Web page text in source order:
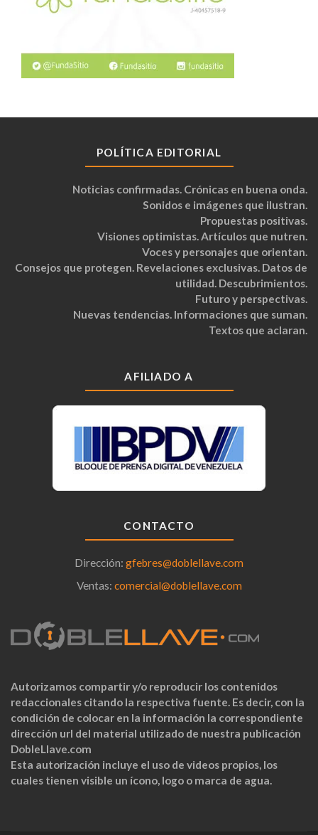
POLÍTICA EDITORIAL
Noticias confirmadas. Crónicas en buena onda.
Sonidos e imágenes que ilustran.
Propuestas positivas.
Visiones optimistas. Artículos que nutren.
Voces y personajes que orientan.
Consejos que protegen. Revelaciones exclusivas. Datos de
utilidad. Descubrimientos.
Futuro y perspectivas.
Nuevas tendencias. Informaciones que suman.
Textos que aclaran.
AFILIADO A
CONTACTO
Dirección: gfebres@doblellave.com
Ventas: comercial@doblellave.com
Autorizamos compartir y/o reproducir los contenidos
redaccionales citando la respectiva fuente. Es decir, con la
condición de colocar en la información la correspondiente
dirección url del material utilizado de nuestra publicación
DobleLlave.com
Esta autorización incluye el uso de videos propios, los
cuales tienen visible un ícono, logo o marca de agua.